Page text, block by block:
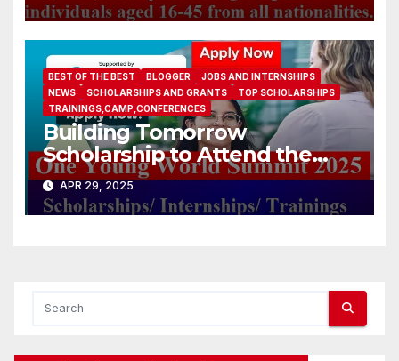
BEST OF THE BEST BLOGGER
JOBS AND INTERNSHIPS
NEWS
SCHOLARSHIPS AND GRANTS
TOP SCHOLARSHIPS
TRAININGS,CAMP,CONFERENCES
Building Tomorrow
Scholarship to Attend the
One Young World Summit
2025 (Fully-funded to
#Munich, #Germany)
APR 29, 2025